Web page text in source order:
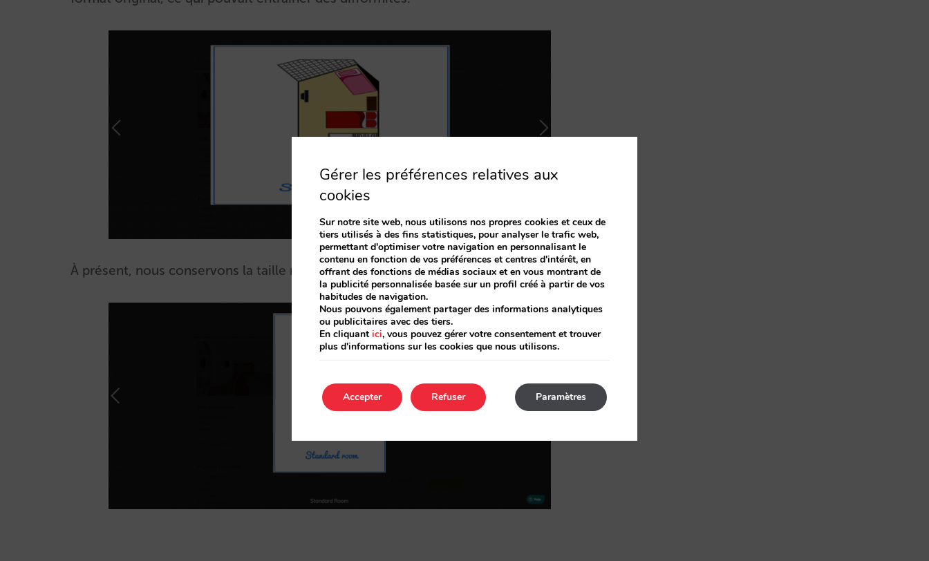
À présent, nous conservons la taille réelle.
Gérer les préférences relatives aux
cookies
Sur notre site web, nous utilisons nos propres cookies et ceux de
tiers utilisés à des fins statistiques, pour analyser le trafic web,
permettant d'optimiser votre navigation en personnalisant le
contenu en fonction de vos préférences et centres d'intérêt, en
offrant des fonctions de médias sociaux et en vous montrant de
la publicité personnalisée basée sur un profil créé à partir de vos
habitudes de navigation.
Nous pouvons également partager des informations analytiques
ou publicitaires avec des tiers.
En cliquant ici, vous pouvez gérer votre consentement et trouver
plus d'informations sur les cookies que nous utilisons.
Accepter Paramètres
Refuser